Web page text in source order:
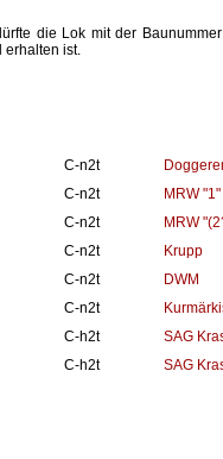
die Lok mit der
erhalten ist.
C-n2t
C-n2t
MRW "1"
C-n2t
MRW
C-n2t
Krupp
C-n2t
DWM
C-n2t
C-h2t
SAG
C-h2t SAG